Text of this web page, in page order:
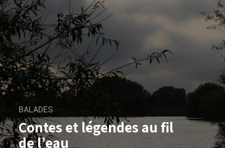
BALADES
Contes et légendes au fil
de l’eau